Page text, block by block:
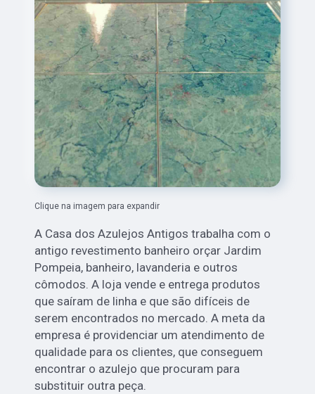
Clique na imagem para expandir
A Casa dos Azulejos Antigos trabalha com o
antigo revestimento banheiro orçar Jardim
Pompeia, banheiro, lavanderia e outros
cômodos. A loja vende e entrega produtos
que saíram de linha e que são difíceis de
serem encontrados no mercado. A meta da
empresa é providenciar um atendimento de
qualidade para os clientes, que conseguem
encontrar o azulejo que procuram para
substituir outra peça.